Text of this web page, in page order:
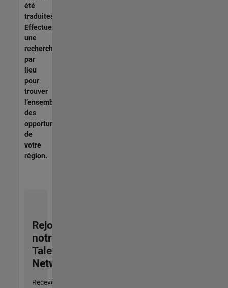
été
traduites.
Effectuez
une
recherche
par
lieu
pour
trouver
l’ensemble
des
opportunités
de
votre
région.
Rejoignez
notre
Talent
Network
Recevez